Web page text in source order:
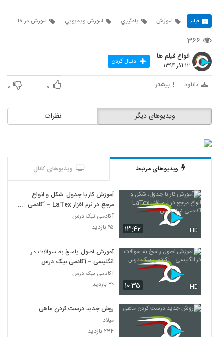
فیلم اموزش يادگيري اموزش ويديويي اموزش در خا
۳۶۶
انواع فیلم ها
۱۲ آذر ۱۳۹۴ دنبال کردن
دانلود بیشتر ۰ ۰
نظرات ویدیوهای دیگر
ویدیوهای مرتبط ویدیوهای کانال
۱۳:۴۲ HD
آموزش کار با جدول، شکل و انواع
مرجع در نرم افزار LaTex – آکادمی
نیک درس
آکادمی نیک درس
۲۵ بازدید
۱۰:۳۵ HD
آموزش اصول پاسخ به سوالات در
انگلیسی – آکادمی نیک درس
آکادمی نیک درس
۳۰ بازدید
روش جدید درست کردن ماهی
میلاد
۲۳۴ بازدید